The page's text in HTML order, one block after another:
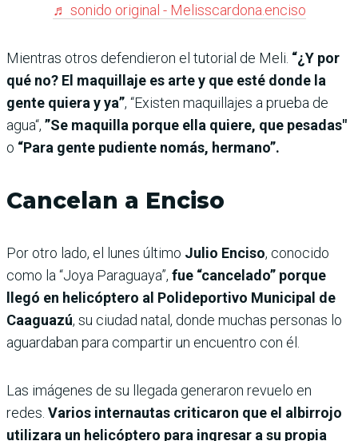
♬ sonido original - Melisscardona.enciso
Mientras otros defendieron el tutorial de Meli. “¿Y por
qué no? El maquillaje es arte y que esté donde la
gente quiera y ya”, “Existen maquillajes a prueba de
agua“, ”Se maquilla porque ella quiere, que pesadas"
o “Para gente pudiente nomás, hermano”.
Cancelan a Enciso
Por otro lado, el lunes último Julio Enciso, conocido
como la “Joya Paraguaya”, fue “cancelado” porque
llegó en helicóptero al Polideportivo Municipal de
Caaguazú, su ciudad natal, donde muchas personas lo
aguardaban para compartir un encuentro con él.
Las imágenes de su llegada generaron revuelo en
redes. Varios internautas criticaron que el albirrojo
utilizara un helicóptero para ingresar a su propia